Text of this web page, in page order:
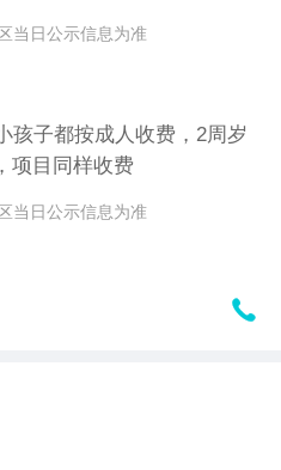
当日公示信息为准
孩子都按成人收费，2周岁
项目同样收费
当日公示信息为准
